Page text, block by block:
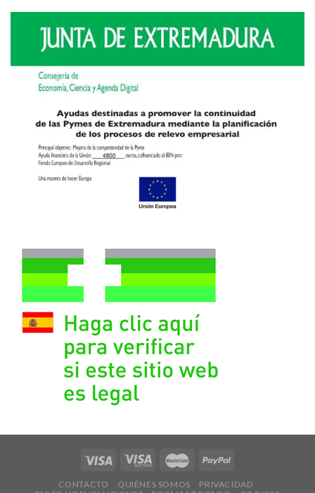
CONTACTO QUIÉNES SOMOS
PRIVACIDAD